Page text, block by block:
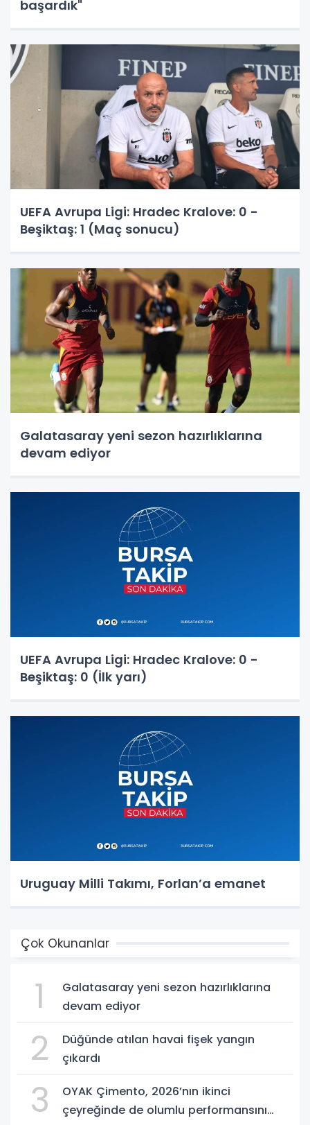
başardık"
UEFA Avrupa Ligi: Hradec Kralove: 0 -
Beşiktaş: 1 (Maç sonucu)
Galatasaray yeni sezon hazırlıklarına
devam ediyor
UEFA Avrupa Ligi: Hradec Kralove: 0 -
Beşiktaş: 0 (İlk yarı)
Uruguay Milli Takımı, Forlan’a emanet
Çok Okunanlar
1
Galatasaray yeni sezon hazırlıklarına
devam ediyor
2
Düğünde atılan havai fişek yangın
çıkardı
3
OYAK Çimento, 2026’nın ikinci
çeyreğinde de olumlu performansını